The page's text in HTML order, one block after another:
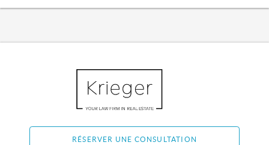
RÉSERVER UNE CONSULTATION